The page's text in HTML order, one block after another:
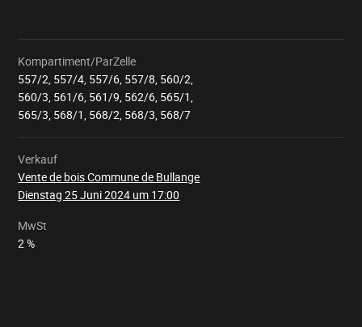
Kompartiment/ParZelle
557/2, 557/4, 557/6, 557/8, 560/2,
560/3, 561/6, 561/9, 562/6, 565/1,
565/3, 568/1, 568/2, 568/3, 568/7
Verkauf
Vente de bois Commune de Bullange
Dienstag 25 Juni 2024 um 17:00
Wird
geladen
MwSt
2 %